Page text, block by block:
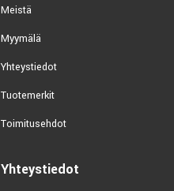
Meistä
Myymälä
Yhteystiedot
Tuotemerkit
Toimitusehdot
Yhteystiedot